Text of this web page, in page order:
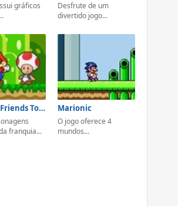
gráficos
Desfrute de um
divertido jogo...
Mario & Friends Tower Defense
franquia...
Marionic
O jogo oferece 4
mundos...